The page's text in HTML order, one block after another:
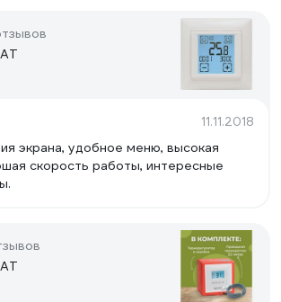
11.11.2018
экрана, удобное меню, высокая
скорость работы, интересные